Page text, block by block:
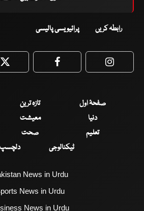
رابطہ کریں پرائیویسی پالیسی
Twitter Facebook
صفحۂ اول تازہ ترین
دنیا
معیشت
تعلیم
صحت
ٹیکنالوجی
News in Urdu
News in Urdu
News in Urdu